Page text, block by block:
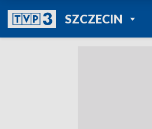
SZCZECINPOWRÓT DO
TVP REGIONY